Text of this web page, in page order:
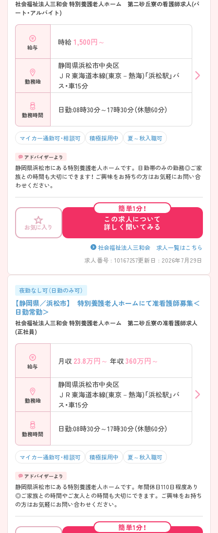
社会福祉法人三和会 特別養護老人ホーム 第二砂丘寮の看護師求人(パ
ート・アルバイト)
給与
時給 1,500円～
勤務地
静岡県浜松市中央区
ＪＲ東海道本線(東京－熱海)「浜松駅」バ
ス・車15分
勤務時間
日勤:08時30分～17時30分（休憩60分）
マイカー通勤可・相談可 積極採用中 夏～秋入職可
静岡県浜松市にある特別養護老人ホームです。 日勤帯のみの勤務◎ご家
族との時間も大切にできます！ ご興味をお持ちの方はお気軽にお問い合
わせください。
お気に入り
簡単1分！
この求人について
詳しく聞いてみる
社会福祉法人三和会 求人一覧はこちら
求人番号 : 10167257更新日 : 2026年7月29日
夜勤なし可（日勤のみ可）
【静岡県／浜松市】 特別養護老人ホームにて准看護師募集＜
日勤常勤＞
社会福祉法人三和会 特別養護老人ホーム 第二砂丘寮の准看護師求人
(正社員)
給与
月収 23.8万円～ 年収 360万円～
勤務地
静岡県浜松市中央区
ＪＲ東海道本線(東京－熱海)「浜松駅」バ
ス・車15分
勤務時間
日勤:08時30分～17時30分（休憩60分）
マイカー通勤可・相談可 積極採用中 夏～秋入職可
静岡県浜松市にある特別養護老人ホームです。 年間休日110日程度あり
◎ご家族との時間やご友人との時間も大切にできます。 ご興味をお持ち
の方はお気軽にお問い合わせください。
簡単1分！